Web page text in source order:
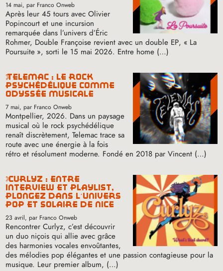
14 mai, par Franco Onweb
Après leur 45 tours avec Olivier
Popincourt et une incursion
remarquée dans l’univers d’Éric
Rohmer, Double Françoise revient avec un double EP, « La
Poursuite », sorti le 15 mai 2026. Entre home (…)
telemac : le rock
psychédélique comme
odyssée musicale
7 mai, par Franco Onweb
Montpellier, 2026. Dans un paysage
musical où le rock psychédélique
renaît discrètement, Telemac trace sa
route avec une énergie à la fois
rétro et résolument moderne. Fondé en 2018 par Vincent (…)
curlyz : entre
interview et playlist,
plongez dans l’univers
pop et solaire de nice
23 avril, par Franco Onweb
Rencontrer Curlyz, c’est découvrir
un duo niçois qui allie avec grâce
des harmonies vocales envoûtantes,
des mélodies pop élégantes et une passion contagieuse pour la
musique. Leur premier album, (…)